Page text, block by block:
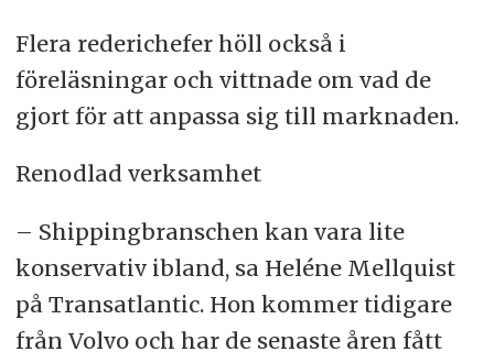
Flera rederichefer höll också i
föreläsningar och vittnade om vad de
gjort för att anpassa sig till marknaden.
Renodlad verksamhet
– Shippingbranschen kan vara lite
konservativ ibland, sa Heléne Mellquist
på Transatlantic. Hon kommer tidigare
från Volvo och har de senaste åren fått